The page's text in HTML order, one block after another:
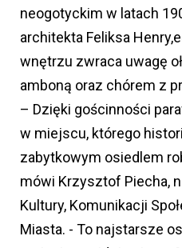
neogotyckim w latach
architekta Feliksa
wnętrzu zwraca uwagę
amboną oraz chórem z
– Dzięki gościnności
w miejscu, którego
zabytkowym osiedlem
mówi Krzysztof Piecha,
Kultury, Komunikacji
Miasta. - To najstarsze